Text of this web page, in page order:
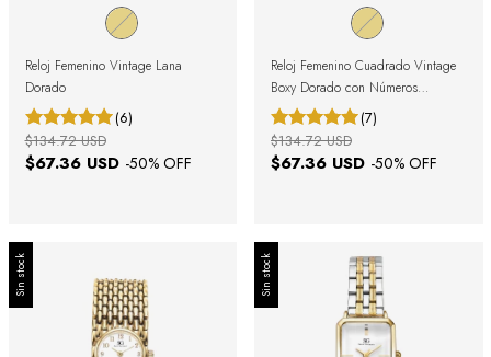
Reloj Femenino Vintage Lana
Dorado
(6)
$67.36 USD -50% OFF
$134.72 USD
Reloj Femenino Cuadrado Vintage
Boxy Dorado con Números
Romanos
(7)
$67.36 USD -50% OFF
$134.72 USD
Sin stock Sin stock